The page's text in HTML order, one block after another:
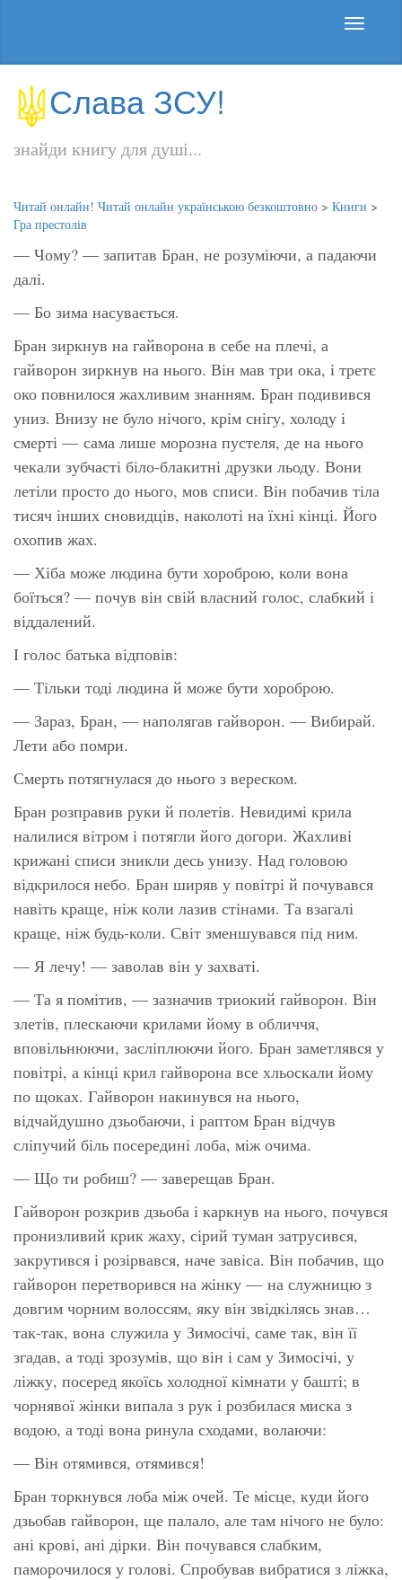
Слава ЗСУ!
знайди книгу для душі...
Читай онлайн! Читай онлайн українською безкоштовно > Книги >
Гра престолів
— Чому? — запитав Бран, не розуміючи, а падаючи
далі.
— Бо зима насувається.
Бран зиркнув на гайворона в себе на плечі, а
гайворон зиркнув на нього. Він мав три ока, і третє
око повнилося жахливим знанням. Бран подивився
униз. Внизу не було нічого, крім снігу, холоду і
смерті — сама лише морозна пустеля, де на нього
чекали зубчасті біло-блакитні друзки льоду. Вони
летіли просто до нього, мов списи. Він побачив тіла
тисяч інших сновидців, наколоті на їхні кінці. Його
охопив жах.
— Хіба може людина бути хороброю, коли вона
боїться? — почув він свій власний голос, слабкий і
віддалений.
І голос батька відповів:
— Тільки тоді людина й може бути хороброю.
— Зараз, Бран, — наполягав гайворон. — Вибирай.
Лети або помри.
Смерть потягнулася до нього з вереском.
Бран розправив руки й полетів. Невидимі крила
налилися вітром і потягли його догори. Жахливі
крижані списи зникли десь унизу. Над головою
відкрилося небо. Бран ширяв у повітрі й почувався
навіть краще, ніж коли лазив стінами. Та взагалі
краще, ніж будь-коли. Світ зменшувався під ним.
— Я лечу! — заволав він у захваті.
— Та я помітив, — зазначив триокий гайворон. Він
злетів, плескаючи крилами йому в обличчя,
вповільнюючи, засліплюючи його. Бран заметлявся у
повітрі, а кінці крил гайворона все хльоскали йому
по щоках. Гайворон накинувся на нього,
відчайдушно дзьобаючи, і раптом Бран відчув
сліпучий біль посередині лоба, між очима.
— Що ти робиш? — заверещав Бран.
Гайворон розкрив дзьоба і каркнув на нього, почувся
пронизливий крик жаху, сірий туман затрусився,
закрутився і розірвався, наче завіса. Він побачив, що
гайворон перетворився на жінку — на служницю з
довгим чорним волоссям, яку він звідкілясь знав…
так-так, вона служила у Зимосічі, саме так, він її
згадав, а тоді зрозумів, що він і сам у Зимосічі, у
ліжку, посеред якоїсь холодної кімнати у башті; в
чорнявої жінки випала з рук і розбилася миска з
водою, а тоді вона ринула сходами, волаючи:
— Він отямився, отямився!
Бран торкнувся лоба між очей. Те місце, куди його
дзьобав гайворон, ще палало, але там нічого не було:
ані крові, ані дірки. Він почувався слабким,
паморочилося у голові. Спробував вибратися з ліжка,